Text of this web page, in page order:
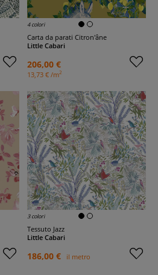
4 colori
Carta da parati Citron'âne
Little Cabari
206,00 €
13,73 € /m2
3 colori
Tessuto Jazz
Little Cabari
186,00 € il metro